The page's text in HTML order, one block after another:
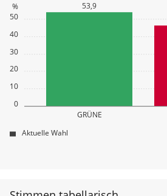
0
10
20
30
40
50
%
GRÜNE
53,9
Aktuelle Wahl